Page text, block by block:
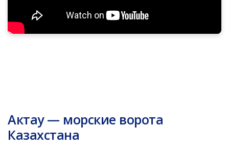
Актау — морские ворота
Казахстана